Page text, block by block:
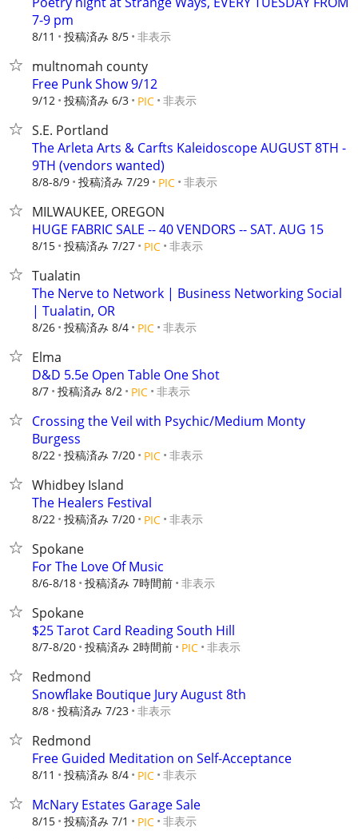
7-9 pm
8/11 投稿済み 8/5 非表示
multnomah county
Free Punk Show 9/12
9/12 投稿済み 6/3 PIC 非表示
S.E. Portland
The Arleta Arts & Carfts Kaleidoscope AUGUST 8TH -
9TH (vendors wanted)
8/8-8/9 投稿済み 7/29 PIC 非表示
MILWAUKEE, OREGON
HUGE FABRIC SALE -- 40 VENDORS -- SAT. AUG 15
8/15 投稿済み 7/27 PIC 非表示
Tualatin
The Nerve to Network | Business Networking Social
| Tualatin, OR
8/26 投稿済み 8/4 PIC 非表示
Elma
D&D 5.5e Open Table One Shot
8/7 投稿済み 8/2 PIC 非表示
Crossing the Veil with Psychic/Medium Monty
Burgess
8/22 投稿済み 7/20 PIC 非表示
Whidbey Island
The Healers Festival
8/22 投稿済み 7/20 PIC 非表示
Spokane
For The Love Of Music
8/6-8/18 投稿済み 7時間前 非表示
Spokane
$25 Tarot Card Reading South Hill
8/7-8/20 投稿済み 2時間前 PIC 非表示
Redmond
Snowflake Boutique Jury August 8th
8/8 投稿済み 7/23 非表示
Redmond
Free Guided Meditation on Self-Acceptance
8/11 投稿済み 8/4 PIC 非表示
McNary Estates Garage Sale
8/15 投稿済み 7/1 PIC 非表示